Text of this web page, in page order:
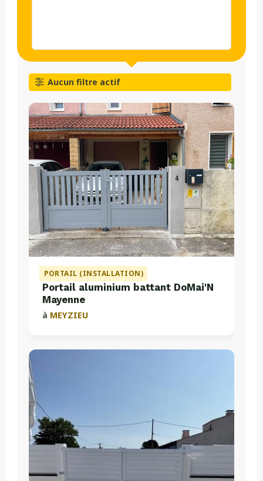
Aucun filtre actif
PORTAIL (INSTALLATION)
Portail aluminium battant DoMai'N
Mayenne
à MEYZIEU